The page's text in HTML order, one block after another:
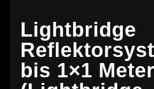
Lightbridge
bis 1×1 Meter